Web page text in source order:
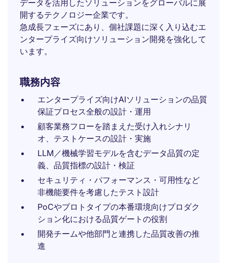
データを活用したソリューションをグローバルに展
開するテクノロジー企業です。
急成長フェーズにあり、個社課題に深く入り込むエ
ンタープライズ向けソリューション開発を強化して
います。
職務内容
エンタープライズ向けAIソリューションの品質
保証プロセス全般の設計・運用
顧客業務フローを踏まえた受け入れシナリ
オ、テストケースの設計・実施
LLM／機械学習モデルを含むデータ品質の定
義、品質指標の設計・検証
セキュリティ・パフォーマンス・可用性など
非機能要件を考慮したテスト設計
PoCやプロトタイプの本番環境向けプロダク
ション化における品質ゲートの役割
開発チームや他部門と連携した品質改善の推
進